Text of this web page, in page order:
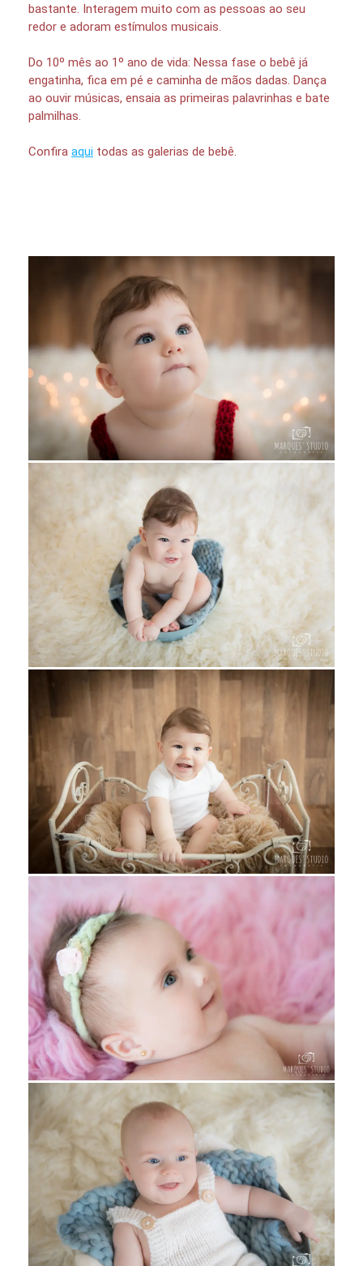
bastante. Interagem muito com as pessoas ao seu
redor e adoram estímulos musicais.
Do 10º mês ao 1º ano de vida: Nessa fase o bebê já
engatinha, fica em pé e caminha de mãos dadas. Dança
ao ouvir músicas, ensaia as primeiras palavrinhas e bate
palmilhas.
Confira aqui todas as galerias de bebê.